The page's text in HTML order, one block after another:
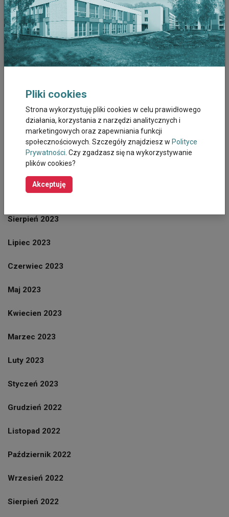
Luty 2026
Styczeń 2026
Grudzień 2025
Wrzesień 2025
Sierpień 2025
Wrzesień 2023
Sierpień 2023
Lipiec 2023
Czerwiec 2023
Maj 2023
Kwiecien 2023
Marzec 2023
Luty 2023
Styczeń 2023
Grudzień 2022
Listopad 2022
Październik 2022
Wrzesień 2022
Sierpień 2022
Pliki cookies
Strona wykorzystuję pliki cookies w celu prawidłowego
działania, korzystania z narzędzi analitycznych i
marketingowych oraz zapewniania funkcji
społecznościowych. Szczegóły znajdziesz w Polityce
Prywatności . Czy zgadzasz się na wykorzystywanie
plików cookies?
Akceptuję